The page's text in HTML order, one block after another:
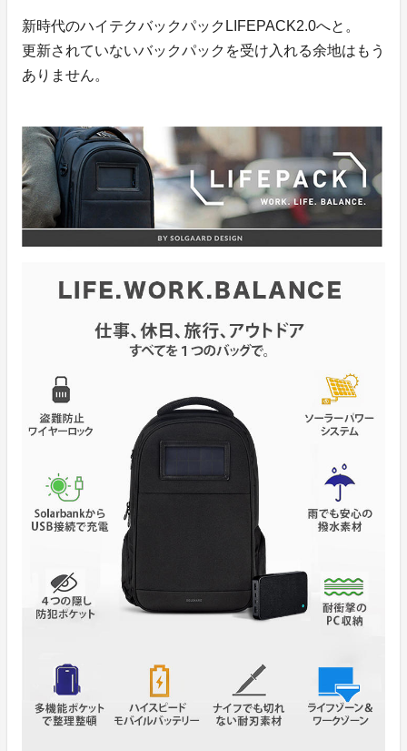
新時代のハイテクバックパックLIFEPACK2.0へと。
更新されていないバックパックを受け入れる余地はもう
ありません。